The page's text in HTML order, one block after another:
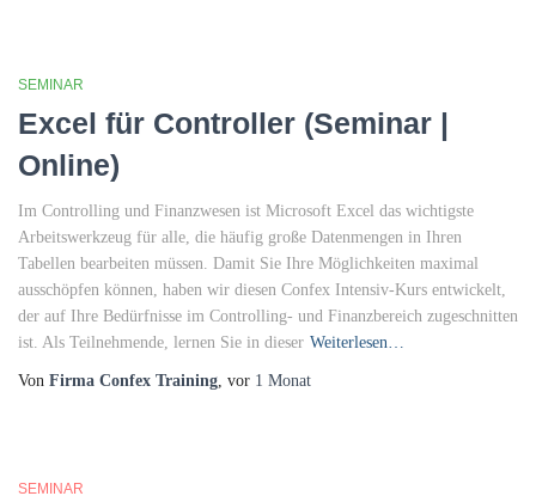
SEMINAR
Excel für Controller (Seminar |
Online)
Im Controlling und Finanzwesen ist Microsoft Excel das wichtigste
Arbeitswerkzeug für alle, die häufig große Datenmengen in Ihren
Tabellen bearbeiten müssen. Damit Sie Ihre Möglichkeiten maximal
ausschöpfen können, haben wir diesen Confex Intensiv-Kurs entwickelt,
der auf Ihre Bedürfnisse im Controlling- und Finanzbereich zugeschnitten
ist. Als Teilnehmende, lernen Sie in dieser Weiterlesen…
Von Firma Confex Training, vor 1 Monat
SEMINAR